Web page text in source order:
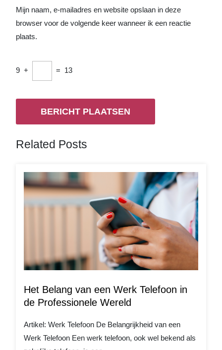
Mijn naam, e-mailadres en website opslaan in deze
browser voor de volgende keer wanneer ik een reactie
plaats.
9 + = 13
Related Posts
Het Belang van een Werk Telefoon in
de Professionele Wereld
Artikel: Werk Telefoon De Belangrijkheid van een
Werk Telefoon Een werk telefoon, ook wel bekend als